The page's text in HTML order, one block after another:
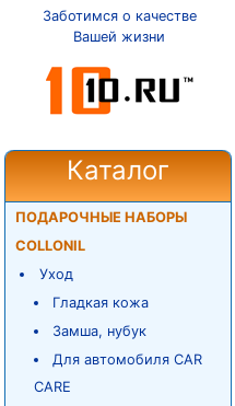
Заботимся о качестве
Вашей жизни
Каталог
ПОДАРОЧНЫЕ НАБОРЫ
COLLONIL
Уход
Гладкая кожа
Замша, нубук
Для автомобиля CAR
CARE